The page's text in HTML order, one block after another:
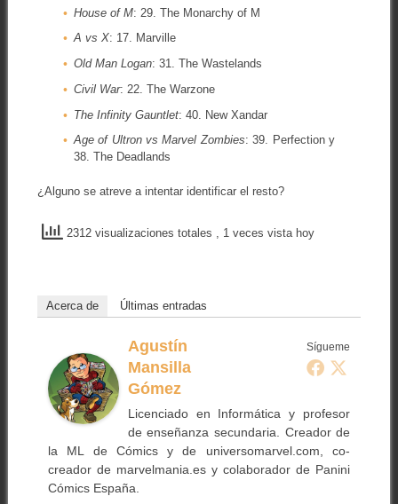
House of M: 29. The Monarchy of M
A vs X: 17. Marville
Old Man Logan: 31. The Wastelands
Civil War: 22. The Warzone
The Infinity Gauntlet: 40. New Xandar
Age of Ultron vs Marvel Zombies: 39. Perfection y
38. The Deadlands
¿Alguno se atreve a intentar identificar el resto?
2312 visualizaciones totales , 1 veces vista hoy
Acerca de Últimas entradas
Sígueme
Agustín
Mansilla
Gómez
Licenciado en Informática y profesor
de enseñanza secundaria. Creador de
la ML de Cómics y de universomarvel.com, co-
creador de marvelmania.es y colaborador de Panini
Cómics España.